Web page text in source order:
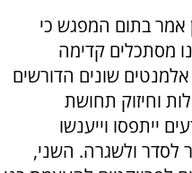
אמר בתום המפגש כי
מסתכלים קדימה
שונים הדורשים
וחיזוק תחושת
ייתפסו וייענשו
לסדר ולשגרה. השני,